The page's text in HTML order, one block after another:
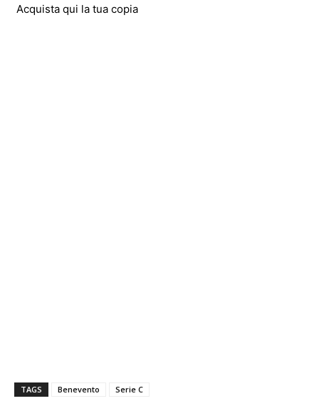
Acquista qui la tua copia
TAGS Benevento Serie C